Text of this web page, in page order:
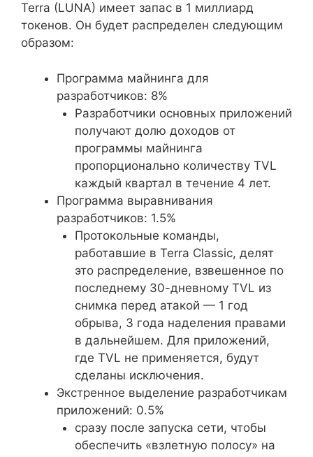
Terra (LUNA) имеет запас в 1 миллиард
токенов. Он будет распределен следующим
образом:
Программа майнинга для
разработчиков: 8%
Разработчики основных приложений
получают долю доходов от
программы майнинга
пропорционально количеству TVL
каждый квартал в течение 4 лет.
Программа выравнивания
разработчиков: 1.5%
Протокольные команды,
работавшие в Terra Classic, делят
это распределение, взвешенное по
последнему 30-дневному TVL из
снимка перед атакой — 1 год
обрыва, 3 года наделения правами
в дальнейшем. Для приложений,
где TVL не применяется, будут
сделаны исключения.
Экстренное выделение разработчикам
приложений: 0.5%
сразу после запуска сети, чтобы
обеспечить «взлетную полосу» на